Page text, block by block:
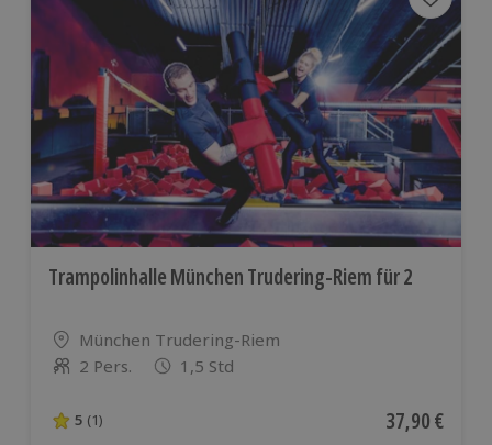
Trampolinhalle München Trudering-Riem für 2
Standort
München Trudering-Riem
Anzahl der Teilnehmer
2 Pers. 1,5 Std
5 von 5 Sternen basierend auf 1 Bewertungen
5 (1) Aktueller
37,90 €